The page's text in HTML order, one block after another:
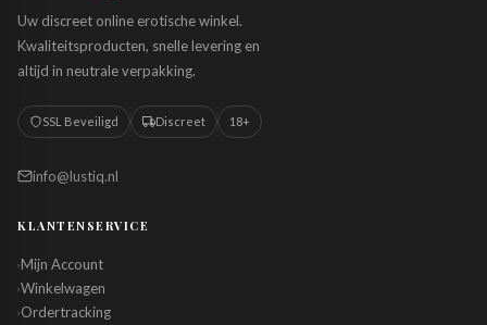
Uw discreet online erotische winkel.
Kwaliteitsproducten, snelle levering en
altijd in neutrale verpakking.
SSL Beveiligd Discreet 18+
info@lustiq.nl
KLANTENSERVICE
›Mijn Account
›Winkelwagen
›Ordertracking